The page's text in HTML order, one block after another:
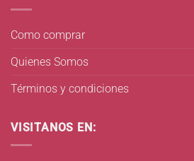
Como comprar
Quienes Somos
Términos y condiciones
VISITANOS EN: